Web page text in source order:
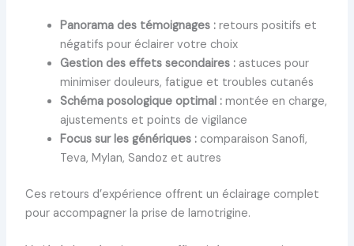
Panorama des témoignages :retours positifs et
négatifs pour éclairer votre choix
Gestion des effets secondaires :astuces pour
minimiser douleurs, fatigue et troubles cutanés
Schéma posologique optimal :montée en charge,
ajustements et points de vigilance
Focus sur les génériques :comparaison Sanofi,
Teva, Mylan, Sandoz et autres
Ces retours d’expérience offrent un éclairage complet
pour accompagner la prise de lamotrigine.